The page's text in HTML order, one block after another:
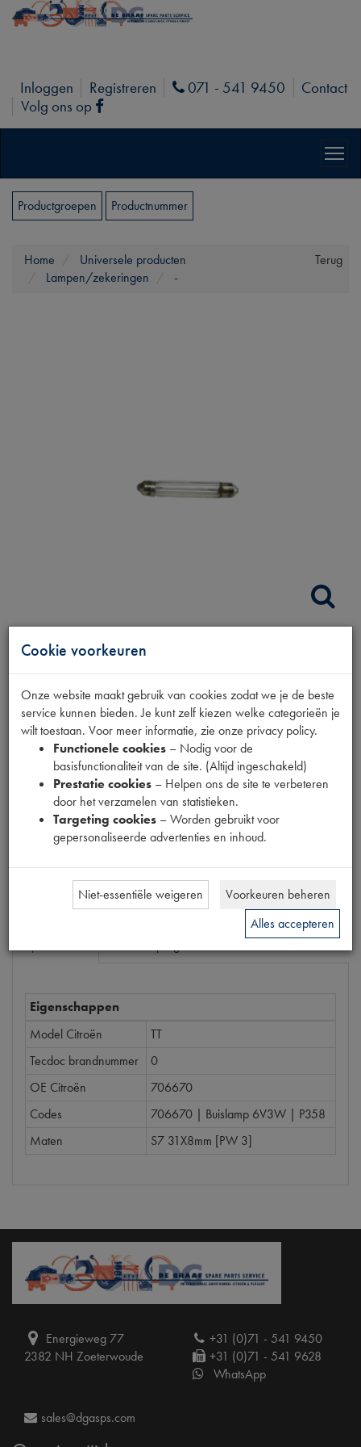
Inloggen Registreren Phone
071 - 541 9450
Contact
Volg ons op
Facebook
Productgroepen Productnummer
Terug
Home
Universele producten
Lampen/zekeringen
-
BUISLAMP 6V 3W
Productnummer
6880149
EAN code
5412096224294
1,73 (€1,43excl. btw)
Eigenschappen
Model Citroën
TT
Tecdoc brandnummer
0
OE Citroën
706670
Codes
706670 | Buislamp 6V3W | P358
Maten
S7 31X8mm [PW 3]
Energieweg 77
2382 NH Zoeterwoude
+31 (0)71 - 541 9450
+31 (0)71 - 541 9628
WhatsApp
sales@dgasps.com
Cookie voorkeuren
Onze website maakt gebruik van cookies zodat we je de beste
service kunnen bieden. Je kunt zelf kiezen welke categorieën je
wilt toestaan. Voor meer informatie, zie onze privacy policy.
Functionele cookies – Nodig voor de
basisfunctionaliteit van de site. (Altijd ingeschakeld)
Prestatie cookies – Helpen ons de site te verbeteren
door het verzamelen van statistieken.
Targeting cookies – Worden gebruikt voor
gepersonaliseerde advertenties en inhoud.
Niet-essentiële weigeren
Voorkeuren beheren
Alles accepteren